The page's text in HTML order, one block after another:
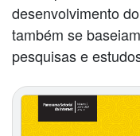
desenvolvimento
também se
pesquisas e